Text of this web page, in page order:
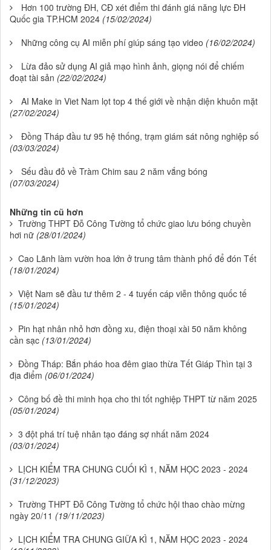
Hơn 100 trường ĐH, CĐ xét điểm thi đánh giá năng lực ĐH
Quốc gia TP.HCM 2024 (15/02/2024)
Những công cụ AI miễn phí giúp sáng tạo video (16/02/2024)
Lừa đảo sử dụng AI giả mạo hình ảnh, giọng nói để chiếm
đoạt tài sản (22/02/2024)
AI Make in Viet Nam lọt top 4 thế giới về nhận diện khuôn mặt
(27/02/2024)
Đồng Tháp đầu tư 95 hệ thống, trạm giám sát nông nghiệp số
(03/03/2024)
Sếu đầu đỏ về Tràm Chim sau 2 năm vắng bóng
(07/03/2024)
Những tin cũ hơn
Trường THPT Đỗ Công Tường tổ chức giao lưu bóng chuyền
hơi nữ (28/01/2024)
Cao Lãnh làm vườn hoa lớn ở trung tâm thành phố để đón Tết
(18/01/2024)
Việt Nam sẽ đầu tư thêm 2 - 4 tuyến cáp viễn thông quốc tế
(15/01/2024)
Pin hạt nhân nhỏ hơn đồng xu, điện thoại xài 50 năm không
cần sạc (13/01/2024)
Đồng Tháp: Bắn pháo hoa đêm giao thừa Tết Giáp Thìn tại 3
địa điểm (06/01/2024)
Công bố đề thi minh họa cho thi tốt nghiệp THPT từ năm 2025
(05/01/2024)
3 đột phá trí tuệ nhân tạo đáng sợ nhất năm 2024
(03/01/2024)
LỊCH KIỂM TRA CHUNG CUỐI KÌ 1, NĂM HỌC 2023 - 2024
(31/12/2023)
Trường THPT Đỗ Công Tường tổ chức hội thao chào mừng
ngày 20/11 (19/11/2023)
LỊCH KIỂM TRA CHUNG GIỮA KÌ 1, NĂM HỌC 2023 - 2024